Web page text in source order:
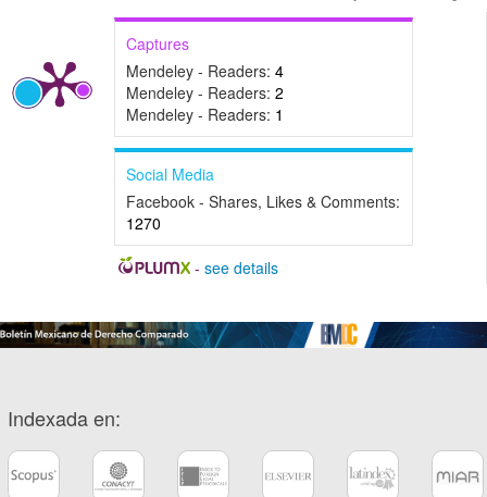
Captures
Mendeley - Readers: 4
Mendeley - Readers: 2
Mendeley - Readers: 1
Social Media
Facebook - Shares, Likes & Comments:
1270
- see details
Indexada en: